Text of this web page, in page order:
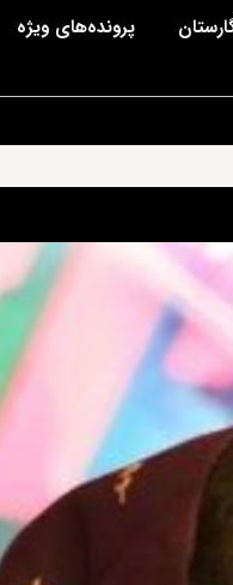
پرونده‌های ویژه